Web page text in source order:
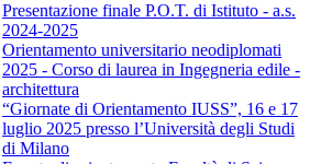
Presentazione finale P.O.T. di Istituto - a.s.
2024-2025
Orientamento universitario neodiplomati
2025 - Corso di laurea in Ingegneria edile -
architettura
“Giornate di Orientamento IUSS”, 16 e 17
luglio 2025 presso l’Università degli Studi
di Milano